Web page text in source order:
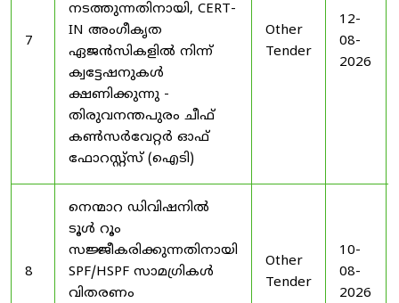
7
നടത്തുന്നതിനായി, CERT-
IN അംഗീകൃത
ഏജൻസികളിൽ നിന്ന്
ക്വട്ടേഷനുകൾ
ക്ഷണിക്കുന്നു -
തിരുവനന്തപുരം ചീഫ്
കൺസർവേറ്റർ ഓഫ്
ഫോറസ്റ്റ്സ് (ഐടി)
Other
Tender
12-
08-
2026
8
നെന്മാറ ഡിവിഷനിൽ
ടൂൾ റൂം
സജ്ജീകരിക്കുന്നതിനായി
SPF/HSPF സാമഗ്രികൾ
വിതരണം
Other
Tender
10-
08-
2026